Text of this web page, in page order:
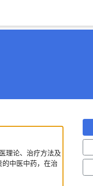
理论、治疗方法及
中医中药，在治